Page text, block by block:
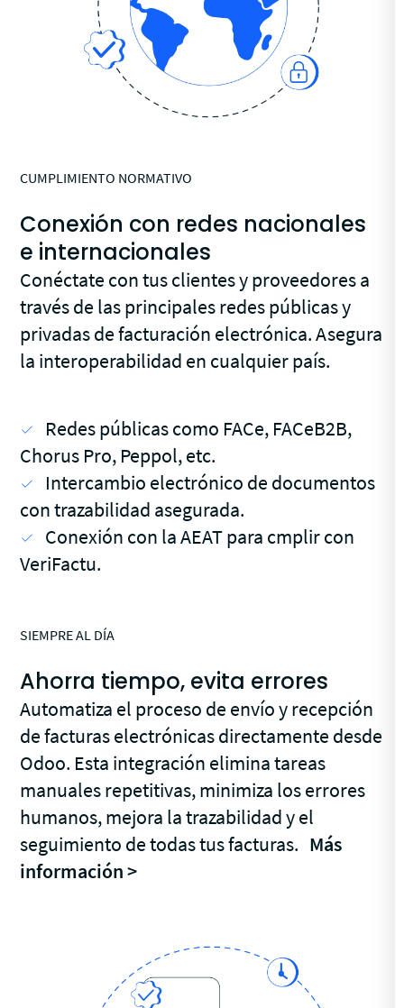
CUMPLIMIENTO NORMATIVO
Conexión con redes nacionales
e internacionales
Conéctate con tus clientes y proveedores a
través de las principales redes públicas y
privadas de facturación electrónica. Asegura
la interoperabilidad en cualquier país.
Redes públicas como FACe, FACeB2B,
Chorus Pro, Peppol, etc.
Intercambio electrónico de documentos
con trazabilidad asegurada.
Conexión con la AEAT para cmplir con
VeriFactu.
SIEMPRE AL DÍA
Ahorra tiempo, evita errores
Automatiza el proceso de envío y recepción
de facturas electrónicas directamente desde
Odoo. Esta integración elimina tareas
manuales repetitivas, minimiza los errores
humanos, mejora la trazabilidad y el
seguimiento de todas tus facturas. Más
información >